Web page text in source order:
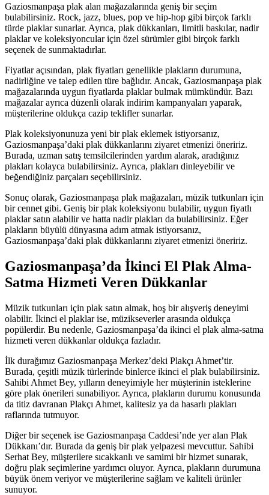
Gaziosmanpaşa plak alan mağazalarında geniş bir seçim
bulabilirsiniz. Rock, jazz, blues, pop ve hip-hop gibi birçok farklı
türde plaklar sunarlar. Ayrıca, plak dükkanları, limitli baskılar, nadir
plaklar ve koleksiyoncular için özel sürümler gibi birçok farklı
seçenek de sunmaktadırlar.
Fiyatlar açısından, plak fiyatları genellikle plakların durumuna,
nadirliğine ve talep edilen türe bağlıdır. Ancak, Gaziosmanpaşa plak
mağazalarında uygun fiyatlarda plaklar bulmak mümkündür. Bazı
mağazalar ayrıca düzenli olarak indirim kampanyaları yaparak,
müşterilerine oldukça cazip teklifler sunarlar.
Plak koleksiyonunuza yeni bir plak eklemek istiyorsanız,
Gaziosmanpaşa’daki plak dükkanlarını ziyaret etmenizi öneririz.
Burada, uzman satış temsilcilerinden yardım alarak, aradığınız
plakları kolayca bulabilirsiniz. Ayrıca, plakları dinleyebilir ve
beğendiğiniz parçaları seçebilirsiniz.
Sonuç olarak, Gaziosmanpaşa plak mağazaları, müzik tutkunları için
bir cennet gibi. Geniş bir plak koleksiyonu bulabilir, uygun fiyatlı
plaklar satın alabilir ve hatta nadir plakları da bulabilirsiniz. Eğer
plakların büyülü dünyasına adım atmak istiyorsanız,
Gaziosmanpaşa’daki plak dükkanlarını ziyaret etmenizi öneririz.
Gaziosmanpaşa’da İkinci El Plak Alma-
Satma Hizmeti Veren Dükkanlar
Müzik tutkunları için plak satın almak, hoş bir alışveriş deneyimi
olabilir. İkinci el plaklar ise, müzikseverler arasında oldukça
popülerdir. Bu nedenle, Gaziosmanpaşa’da ikinci el plak alma-satma
hizmeti veren dükkanlar oldukça fazladır.
İlk durağımız Gaziosmanpaşa Merkez’deki Plakçı Ahmet’tir.
Burada, çeşitli müzik türlerinde binlerce ikinci el plak bulabilirsiniz.
Sahibi Ahmet Bey, yılların deneyimiyle her müşterinin isteklerine
göre plak önerileri sunabiliyor. Ayrıca, plakların durumu konusunda
da titiz davranan Plakçı Ahmet, kalitesiz ya da hasarlı plakları
raflarında tutmuyor.
Diğer bir seçenek ise Gaziosmanpaşa Caddesi’nde yer alan Plak
Dükkanı’dır. Burada da geniş bir plak yelpazesi mevcuttur. Sahibi
Serhat Bey, müşterilere sıcakkanlı ve samimi bir hizmet sunarak,
doğru plak seçimlerine yardımcı oluyor. Ayrıca, plakların durumuna
büyük önem veriyor ve müşterilerine sağlam ve kaliteli ürünler
sunuyor.